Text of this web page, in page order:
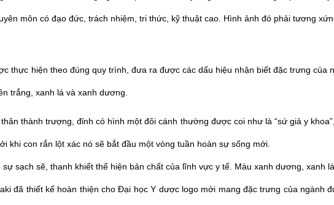
môn có đạo đức, trách nhiệm, tri thức, kỹ thuật cao. Hình ảnh đó phải tương
thực hiện theo đúng quy trình, đưa ra được các dấu hiệu nhận biết đặc trưng
trắng, xanh lá và xanh dương.
thành trượng, đỉnh có hình một đôi cánh thường được coi như là “sứ giả y
khi con rắn lột xác nó sẽ bắt đầu một vòng tuần hoàn sự sống mới.
sạch sẽ, thanh khiết thể hiện bản chất của lĩnh vực y tế. Màu xanh dương, xanh
đã thiết kế hoàn thiện cho Đại học Y dược logo mới mang đặc trưng của